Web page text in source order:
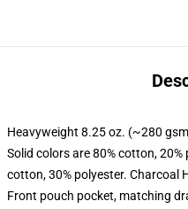
Heavyweight 8.25 oz. (~280
Solid colors are 80% cotton,
cotton, 30% polyester. Charcoal
Front pouch pocket, matching